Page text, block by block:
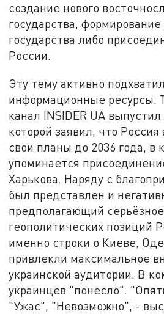
создание нового
государства, формирование
государства либо
России.
Эту тему активно
информационные ресурсы.
канал INSIDER UA
которой заявил, что Россия
свои планы до 2036 года, в
упоминается
Харькова. Наряду с
был представлен и
предполагающий
геополитических позиций
именно строки о Киеве,
привлекли максимальное
украинской аудитории. В
украинцев "понесло".
"Ужас", "Невозможно", -